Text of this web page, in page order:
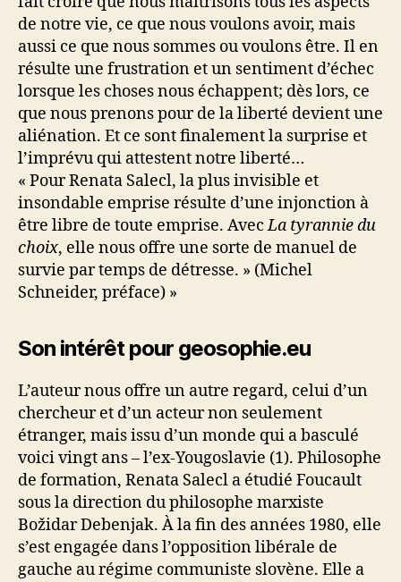
de notre vie, ce que nous voulons avoir, mais
aussi ce que nous sommes ou voulons être. Il en
résulte une frustration et un sentiment d’échec
lorsque les choses nous échappent; dès lors, ce
que nous prenons pour de la liberté devient une
aliénation. Et ce sont finalement la surprise et
l’imprévu qui attestent notre liberté…
« Pour Renata Salecl, la plus invisible et
insondable emprise résulte d’une injonction à
être libre de toute emprise. AvecLa tyrannie du
choix, elle nous offre une sorte de manuel de
survie par temps de détresse. » (Michel
Schneider, préface) »
Son intérêt pour geosophie.eu
L’auteur nous offre un autre regard, celui d’un
chercheur et d’un acteur non seulement
étranger, mais issu d’un monde qui a basculé
voici vingt ans – l’ex-Yougoslavie (1). Philosophe
de formation, Renata Salecl a étudié Foucault
sous la direction du philosophe marxiste
Božidar Debenjak. À la fin des années 1980, elle
s’est engagée dans l’opposition libérale de
gauche au régime communiste slovène. Elle a